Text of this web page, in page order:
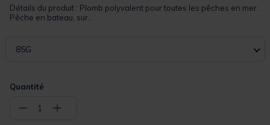
Détails du produit : Plomb polyvalent pour toutes les pêches en mer.
Pêche en bateau, sur...
85G
Quantité
− 1 +